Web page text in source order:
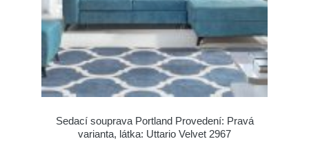
Sedací souprava Portland Provedení: Pravá
varianta, látka: Uttario Velvet 2967